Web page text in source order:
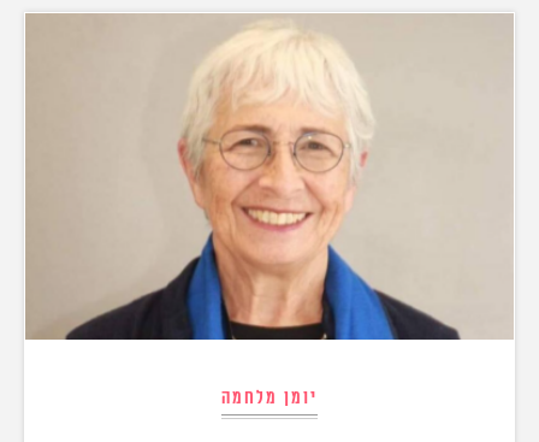
יומן מלחמה